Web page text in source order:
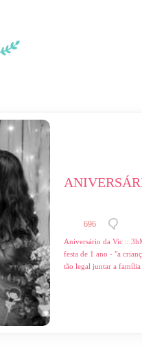
696
Aniversário da Vic ::
festa de 1 ano - "a
tão legal juntar a família